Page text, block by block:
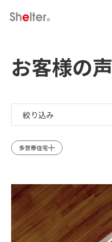
お客様の声
絞り込み
多世帯住宅